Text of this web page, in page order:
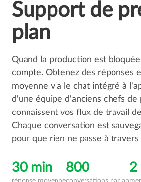
Support de
plan
Quand la production est
compte. Obtenez des réponses
moyenne via le chat intégré à
d'une équipe d'anciens chefs de
connaissent vos flux de travail
Chaque conversation est
pour que rien ne passe à travers
30 min
réponse moyenne
800
conversations par an
2